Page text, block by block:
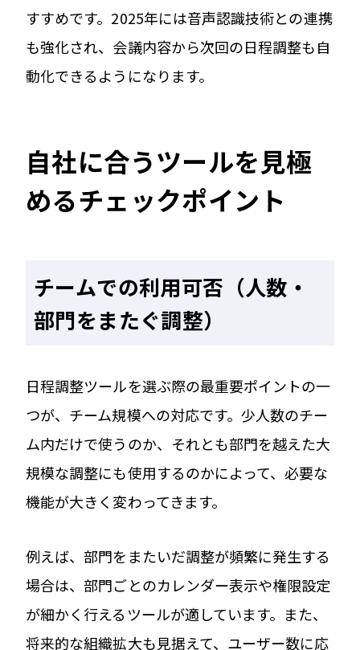
すすめです。2025年には音声認識技術との連携
も強化され、会議内容から次回の日程調整も自
動化できるようになります。
自社に合うツールを見極
めるチェックポイント
チームでの利用可否（人数・
部門をまたぐ調整）
日程調整ツールを選ぶ際の最重要ポイントの一
つが、チーム規模への対応です。少人数のチー
ム内だけで使うのか、それとも部門を越えた大
規模な調整にも使用するのかによって、必要な
機能が大きく変わってきます。
例えば、部門をまたいだ調整が頻繁に発生する
場合は、部門ごとのカレンダー表示や権限設定
が細かく行えるツールが適しています。また、
将来的な組織拡大も見据えて、ユーザー数に応